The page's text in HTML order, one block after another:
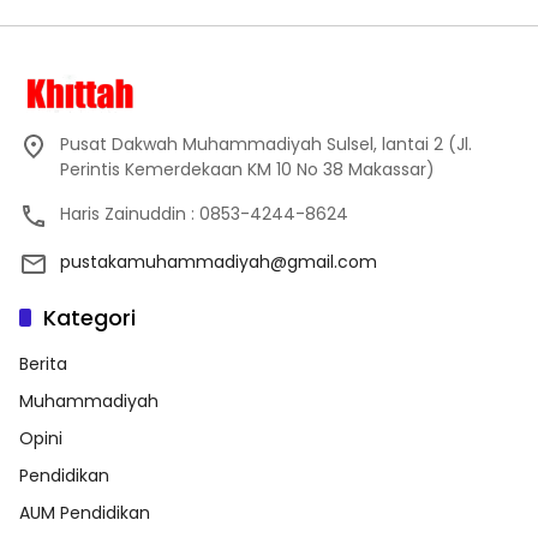
Pusat Dakwah Muhammadiyah Sulsel, lantai 2 (Jl.
Perintis Kemerdekaan KM 10 No 38 Makassar)
Haris Zainuddin : 0853-4244-8624
pustakamuhammadiyah@gmail.com
Kategori
Berita
Muhammadiyah
Opini
Pendidikan
AUM Pendidikan